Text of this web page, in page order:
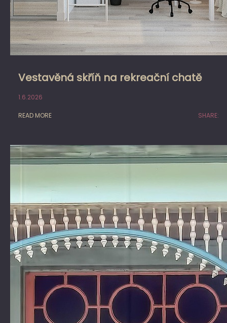
Vestavěná skříň na rekreační chatě
1.6.2026
READ MORE SHARE: